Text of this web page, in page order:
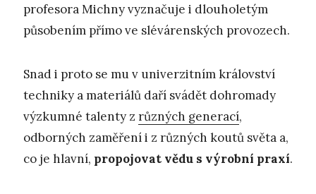
profesora Michny vyznačuje i dlouholetým
působením přímo ve slévárenských provozech.
Snad i proto se mu v univerzitním království
techniky a materiálů daří svádět dohromady
výzkumné talenty z různých generací,
odborných zaměření i z různých koutů světa a,
co je hlavní, propojovat vědu s výrobní praxí.